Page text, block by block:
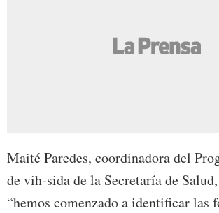
Maité Paredes, coordinadora del
de vih-sida de la Secretaría de
“hemos comenzado a identificar las